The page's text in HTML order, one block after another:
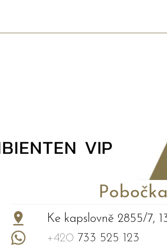
Ke kapslovně 2855/7,
+420 733 525 123